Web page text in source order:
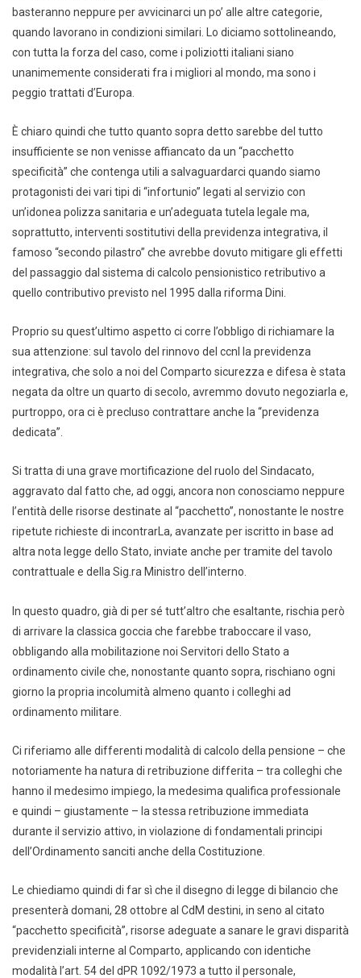
basteranno neppure per avvicinarci un po’ alle altre categorie,
quando lavorano in condizioni similari. Lo diciamo sottolineando,
con tutta la forza del caso, come i poliziotti italiani siano
unanimemente considerati fra i migliori al mondo, ma sono i
peggio trattati d’Europa.
È chiaro quindi che tutto quanto sopra detto sarebbe del tutto
insufficiente se non venisse affiancato da un “pacchetto
specificità” che contenga utili a salvaguardarci quando siamo
protagonisti dei vari tipi di “infortunio” legati al servizio con
un’idonea polizza sanitaria e un’adeguata tutela legale ma,
soprattutto, interventi sostitutivi della previdenza integrativa, il
famoso “secondo pilastro” che avrebbe dovuto mitigare gli effetti
del passaggio dal sistema di calcolo pensionistico retributivo a
quello contributivo previsto nel 1995 dalla riforma Dini.
Proprio su quest’ultimo aspetto ci corre l’obbligo di richiamare la
sua attenzione: sul tavolo del rinnovo del ccnl la previdenza
integrativa, che solo a noi del Comparto sicurezza e difesa è stata
negata da oltre un quarto di secolo, avremmo dovuto negoziarla e,
purtroppo, ora ci è precluso contrattare anche la “previdenza
dedicata”.
Si tratta di una grave mortificazione del ruolo del Sindacato,
aggravato dal fatto che, ad oggi, ancora non conosciamo neppure
l’entità delle risorse destinate al “pacchetto”, nonostante le nostre
ripetute richieste di incontrarLa, avanzate per iscritto in base ad
altra nota legge dello Stato, inviate anche per tramite del tavolo
contrattuale e della Sig.ra Ministro dell’interno.
In questo quadro, già di per sé tutt’altro che esaltante, rischia però
di arrivare la classica goccia che farebbe traboccare il vaso,
obbligando alla mobilitazione noi Servitori dello Stato a
ordinamento civile che, nonostante quanto sopra, rischiano ogni
giorno la propria incolumità almeno quanto i colleghi ad
ordinamento militare.
Ci riferiamo alle differenti modalità di calcolo della pensione – che
notoriamente ha natura di retribuzione differita – tra colleghi che
hanno il medesimo impiego, la medesima qualifica professionale
e quindi – giustamente – la stessa retribuzione immediata
durante il servizio attivo, in violazione di fondamentali principi
dell’Ordinamento sanciti anche della Costituzione.
Le chiediamo quindi di far sì che il disegno di legge di bilancio che
presenterà domani, 28 ottobre al CdM destini, in seno al citato
“pacchetto specificità”, risorse adeguate a sanare le gravi disparità
previdenziali interne al Comparto, applicando con identiche
modalità l’art. 54 del dPR 1092/1973 a tutto il personale,